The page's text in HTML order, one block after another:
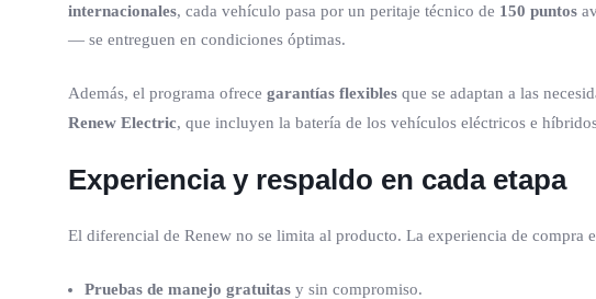
internacionales, cada vehículo pasa por un peritaje técnico de 150 puntos
— se entreguen en condiciones óptimas.
Además, el programa ofrece garantías flexibles que se adaptan a las
Renew Electric, que incluyen la batería de los vehículos eléctricos e
Experiencia y respaldo en cada etapa
El diferencial de Renew no se limita al producto. La experiencia de compra
Pruebas de manejo gratuitas y sin compromiso.